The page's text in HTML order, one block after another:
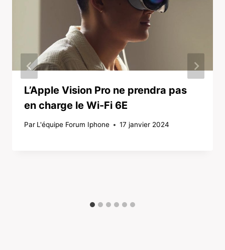
L’Apple Vision Pro ne prendra pas
en charge le Wi-Fi 6E
Par L'équipe Forum Iphone 17 janvier 2024